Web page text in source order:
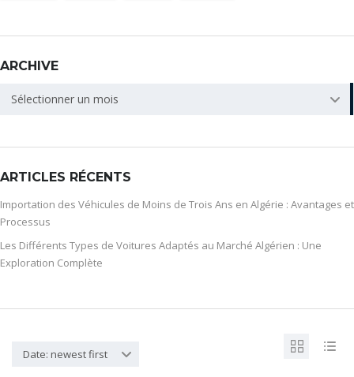
ARCHIVE
ARCHIVE
Sélectionner un mois
ARTICLES RÉCENTS
Importation des Véhicules de Moins de Trois Ans en Algérie : Avantages et
Processus
Les Différents Types de Voitures Adaptés au Marché Algérien : Une
Exploration Complète
Date: newest first